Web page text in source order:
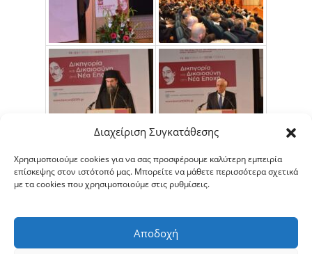
Διαχείριση Συγκατάθεσης
Χρησιμοποιούμε cookies για να σας προσφέρουμε καλύτερη εμπειρία
επίσκεψης στον ιστότοπό μας. Μπορείτε να μάθετε περισσότερα σχετικά
με τα cookies που χρησιμοποιούμε στις ρυθμίσεις.
Αποδοχή